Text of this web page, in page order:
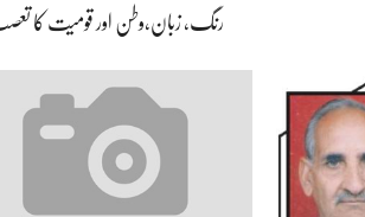
رنگ، زبان،وطن اور قومیت کا